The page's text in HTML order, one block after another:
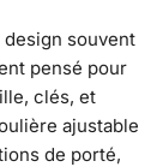
design souvent
pensé pour
clés, et
ajustable
de porté,